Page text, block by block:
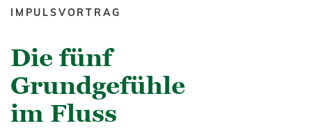
IMPULSVORTRAG
Die fünf
Grundgefühle
im Fluss